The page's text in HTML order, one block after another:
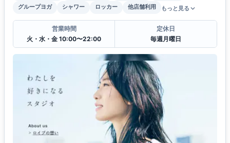
グループヨガ
シャワー ロッカー 他店舗利用 もっと見る
営業時間
火・水・金 10:00〜22:00
定休日
毎週月曜日